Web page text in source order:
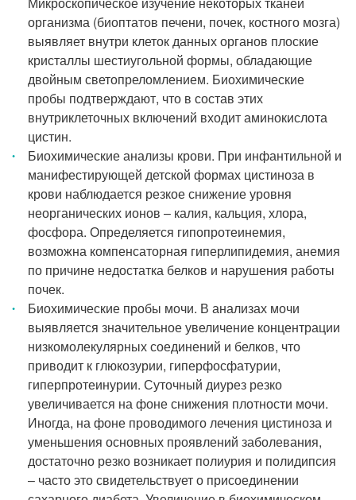
организма (биоптатов печени, почек, костного мозга)
выявляет внутри клеток данных органов плоские
кристаллы шестиугольной формы, обладающие
двойным светопреломлением. Биохимические
пробы подтверждают, что в состав этих
внутриклеточных включений входит аминокислота
цистин.
Биохимические анализы крови. При инфантильной и
манифестирующей детской формах цистиноза в
крови наблюдается резкое снижение уровня
неорганических ионов – калия, кальция, хлора,
фосфора. Определяется гипопротеинемия,
возможна компенсаторная гиперлипидемия, анемия
по причине недостатка белков и нарушения работы
почек.
Биохимические пробы мочи. В анализах мочи
выявляется значительное увеличение концентрации
низкомолекулярных соединений и белков, что
приводит к глюкозурии, гиперфосфатурии,
гиперпротеинурии. Суточный диурез резко
увеличивается на фоне снижения плотности мочи.
Иногда, на фоне проводимого лечения цистиноза и
уменьшения основных проявлений заболевания,
достаточно резко возникает полиурия и полидипсия
– часто это свидетельствует о присоединении